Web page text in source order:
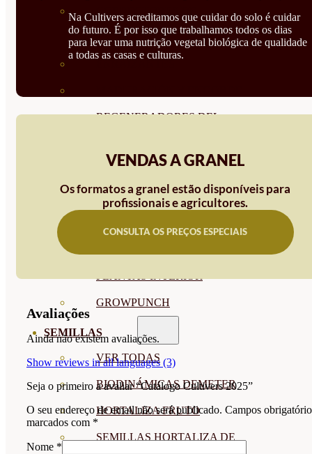
CORRECTORES DE
CARENCIAS
REGENERADORES DEL
ÁCIDOS HÚMICOS
MATERIAS PRIMAS
GROWPUNCH
SEMILLAS
VER TODAS
BIODINÁMICAS DEMETER
HORTALIZA FRUTO
SEMILLAS HORTALIZA DE
Na Cultivers acreditamos que cuidar do solo é cuidar
do futuro. É por isso que trabalhamos todos os dias
para levar uma nutrição vegetal biológica de qualidade
a todas as casas e culturas.
VENDAS A GRANEL
Os formatos a granel estão disponíveis para
profissionais e agricultores.
CONSULTA OS PREÇOS ESPECIAIS
Avaliações
Ainda não existem avaliações.
Show reviews in all languages (3)
Seja o primeiro a avaliar “Catálogo Cultivers 2025”
O seu endereço de email não será publicado. Campos
marcados com *
Nome *